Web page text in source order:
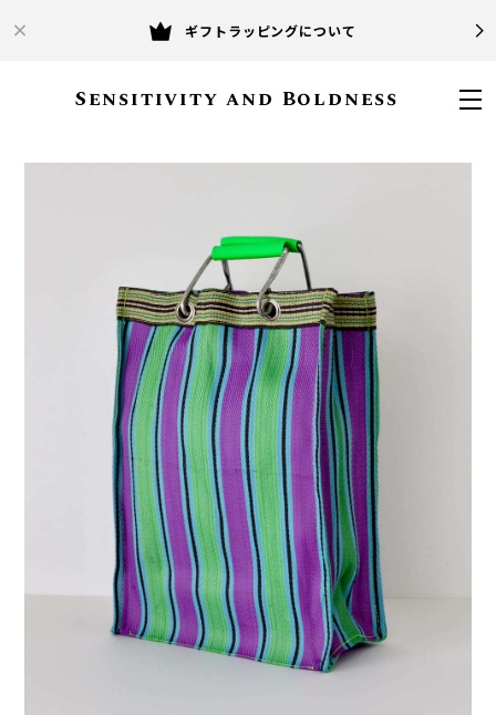
ギフトラッピングについて
Sensitivity and Boldness